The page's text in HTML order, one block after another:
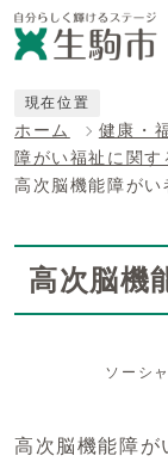
現在位置
ホーム 健康・
障がい福祉に関す
高次脳機能障がい
高次脳機
ソーシ
高次脳機能障が